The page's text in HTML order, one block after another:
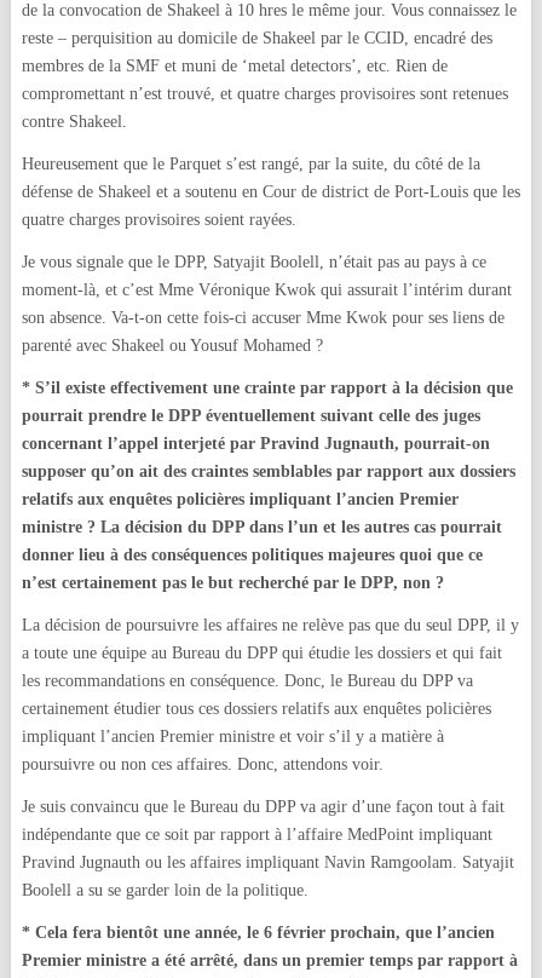
de la convocation de Shakeel à 10 hres le même jour. Vous connaissez le
reste – perquisition au domicile de Shakeel par le CCID, encadré des
membres de la SMF et muni de ‘metal detectors’, etc. Rien de
compromettant n’est trouvé, et quatre charges provisoires sont retenues
contre Shakeel.
Heureusement que le Parquet s’est rangé, par la suite, du côté de la
défense de Shakeel et a soutenu en Cour de district de Port-Louis que les
quatre charges provisoires soient rayées.
Je vous signale que le DPP, Satyajit Boolell, n’était pas au pays à ce
moment-là, et c’est Mme Véronique Kwok qui assurait l’intérim durant
son absence. Va-t-on cette fois-ci accuser Mme Kwok pour ses liens de
parenté avec Shakeel ou Yousuf Mohamed ?
* S’il existe effectivement une crainte par rapport à la décision que
pourrait prendre le DPP éventuellement suivant celle des juges
concernant l’appel interjeté par Pravind Jugnauth, pourrait-on
supposer qu’on ait des craintes semblables par rapport aux dossiers
relatifs aux enquêtes policières impliquant l’ancien Premier
ministre ? La décision du DPP dans l’un et les autres cas pourrait
donner lieu à des conséquences politiques majeures quoi que ce
n’est certainement pas le but recherché par le DPP, non ?
La décision de poursuivre les affaires ne relève pas que du seul DPP, il y
a toute une équipe au Bureau du DPP qui étudie les dossiers et qui fait
les recommandations en conséquence. Donc, le Bureau du DPP va
certainement étudier tous ces dossiers relatifs aux enquêtes policières
impliquant l’ancien Premier ministre et voir s’il y a matière à
poursuivre ou non ces affaires. Donc, attendons voir.
Je suis convaincu que le Bureau du DPP va agir d’une façon tout à fait
indépendante que ce soit par rapport à l’affaire MedPoint impliquant
Pravind Jugnauth ou les affaires impliquant Navin Ramgoolam. Satyajit
Boolell a su se garder loin de la politique.
* Cela fera bientôt une année, le 6 février prochain, que l’ancien
Premier ministre a été arrêté, dans un premier temps par rapport à